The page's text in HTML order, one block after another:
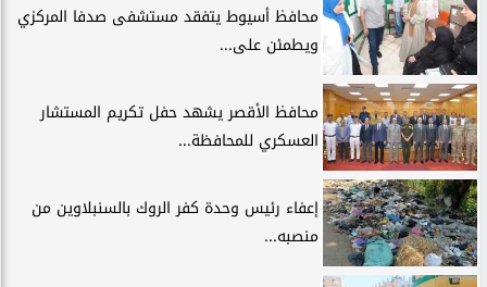
محافظ أسيوط يتفقد مستشفى صدفا المركزي
ويطمئن على...
محافظ الأقصر يشهد حفل تكريم المستشار
العسكري للمحافظة...
إعفاء رئيس وحدة كفر الروك بالسنبلاوين من
منصبه...